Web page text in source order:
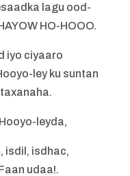
lagu ood-
HO-HOOO.
iyo ciyaaro
ley ku suntan
leyda,
isdil, isdhac,
udaa!.